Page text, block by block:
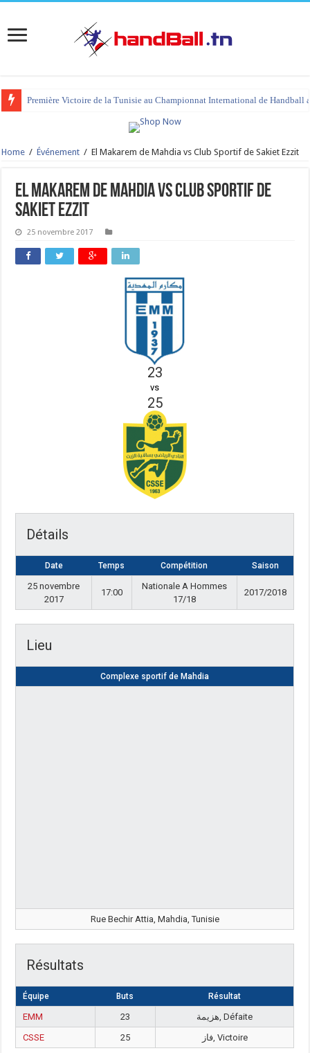
Première Victoire de la Tunisie au Championnat International de Handball
Home / Événement / El Makarem de Mahdia vs Club Sportif de Sakiet Ezzit
El Makarem de Mahdia vs Club Sportif de
Sakiet Ezzit
25 novembre 2017
23
vs
25
Détails
Date Temps Compétition Saison
25 novembre
2017
17:00
Nationale A Hommes
17/18
2017/2018
Lieu
Complexe sportif de Mahdia
Rue Bechir Attia, Mahdia, Tunisie
Résultats
Équipe Buts Résultat
EMM 23
هزيمة, Défaite
CSSE
25 فاز, Victoire